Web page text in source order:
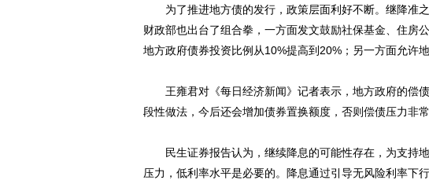
为了推进地方债的发行，政策层面利好不断。继降准之
财政部也出台了组合拳，一方面发文鼓励社保基金、住房
地方政府债券投资比例从10%提高到20%；另一方面允许
王雍君对《每日经济新闻》记者表示，地方政府的偿
段性做法，今后还会增加债券置换额度，否则偿债压力非常
民生证券报告认为，继续降息的可能性存在，为支持
压力，低利率水平是必要的。降息通过引导无风险利率下